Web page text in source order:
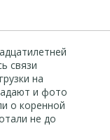
связи
на
и фото
о коренной
не до